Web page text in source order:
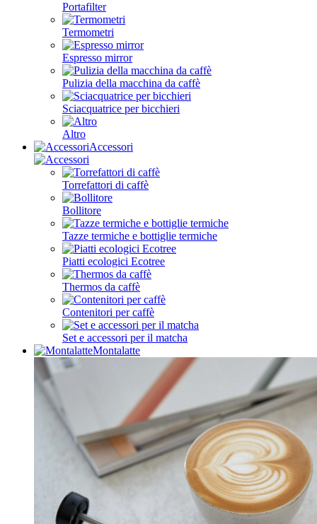
Portafilter
Termometri
Espresso mirror
Pulizia della macchina da caffè
Sciacquatrice per bicchieri
Altro
Accessori
Torrefattori di caffè
Bollitore
Tazze termiche e bottiglie termiche
Piatti ecologici Ecotree
Thermos da caffè
Contenitori per caffè
Set e accessori per il matcha
Montalatte